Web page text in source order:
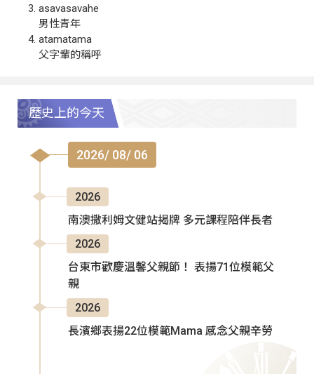
asavasavahe
男性青年
atamatama
父字輩的稱呼
歷史上的今天
2026/ 08/ 06
2026
南澳撒利姆文健站揭牌 多元課程陪伴長者
2026
台東市歡慶溫馨父親節！ 表揚71位模範父
親
2026
長濱鄉表揚22位模範Mama 感念父親辛勞